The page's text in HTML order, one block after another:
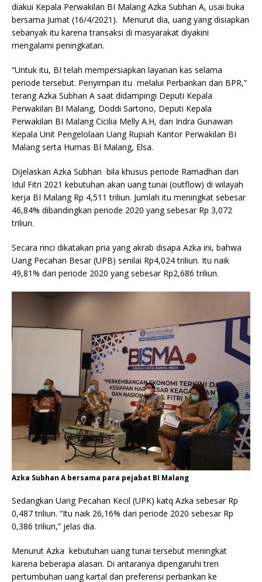
diakui Kepala Perwakilan BI Malang Azka Subhan A, usai buka
bersama Jumat (16/4/2021). Menurut dia, uang yang disiapkan
sebanyak itu karena transaksi di masyarakat diyakini
mengalami peningkatan.
“Untuk itu, BI telah mempersiapkan layanan kas selama
periode tersebut. Penyimpan itu melalui Perbankan dan BPR,”
terang Azka Subhan A saat didampingi Deputi Kepala
Perwakilan BI Malang, Doddi Sartono, Deputi Kepala
Perwakilan BI Malang Cicilia Melly A.H, dan Indra Gunawan
Kepala Unit Pengelolaan Uang Rupiah Kantor Perwakilan BI
Malang serta Humas BI Malang, Elsa.
Dijelaskan Azka Subhan bila khusus periode Ramadhan dan
Idul Fitri 2021 kebutuhan akan uang tunai (outflow) di wilayah
kerja BI Malang Rp 4,511 triliun. Jumlah itu meningkat sebesar
46,84% dibandingkan periode 2020 yang sebesar Rp 3,072
triliun.
Secara rinci dikatakan pria yang akrab disapa Azka ini, bahwa
Uang Pecahan Besar (UPB) senilai Rp4,024 triliun. Itu naik
49,81% dari periode 2020 yang sebesar Rp2,686 triliun.
Azka Subhan A bersama para pejabat BI Malang
Sedangkan Uang Pecahan Kecil (UPK) katq Azka sebesar Rp
0,487 triliun. “Itu naik 26,16% dari periode 2020 sebesar Rp
0,386 triliun,” jelas dia.
Menurut Azka kebutuhan uang tunai tersebut meningkat
karena beberapa alasan. Di antaranya dipengaruhi tren
pertumbuhan uang kartal dan preferensi perbankan ke